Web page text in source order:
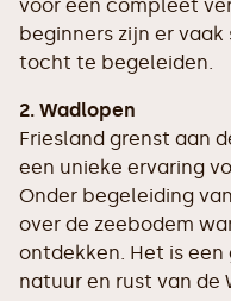
voor een compleet
beginners zijn er
tocht te begeleiden.
2. Wadlopen
Friesland grenst aan
een unieke ervaring
Onder begeleiding
over de zeebodem
ontdekken. Het is
natuur en rust van de